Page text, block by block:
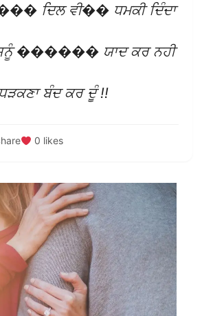
ਦਿਲ ਵੀ�� ਧਮਕੀ ਦਿੰਦਾ
������ ਯਾਦ ਕਰ ਨਹੀ
ਬੰਦ ਕਰ ਦੂੰ !!
0 likes